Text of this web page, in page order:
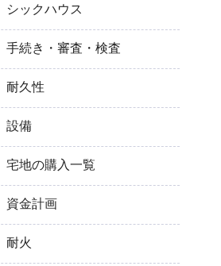
シックハウス
手続き・審査・検査
耐久性
設備
宅地の購入一覧
資金計画
耐火